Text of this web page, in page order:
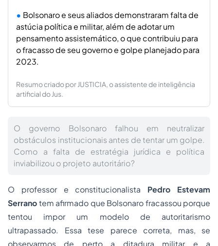
Bolsonaro e seus aliados demonstraram falta de
astúcia política e militar, além de adotar um
pensamento assistemático, o que contribuiu para
o fracasso de seu governo e golpe planejado para
2023.
Resumo criado por JUSTICIA, o assistente de inteligência
artificial do Jus.
O governo Bolsonaro falhou em neutralizar
obstáculos institucionais antes de tentar um golpe.
Como a falta de estratégia jurídica e política
inviabilizou o projeto autoritário?
O professor e constitucionalista Pedro Estevam
Serranotem afirmado que Bolsonaro fracassou porque
tentou impor um modelo de autoritarismo
ultrapassado. Essa tese parece correta, mas, se